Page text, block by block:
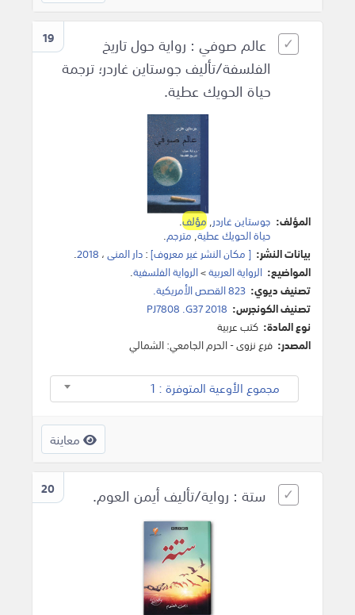
19
عالم صوفي : رواية حول تاريخ
الفلسفة/تأليف جوستاين غاردر؛ ترجمة
حياة الحويك عطية.
المؤلف: جوستاين غاردر,مؤلف.
حياة الحويك عطية,مترجم.
بيانات النشر: [ مكان النشر غير معروف]:دار المنى، 2018
.
المواضيع: الرواية العربية>الرواية الفلسفية.
تصنيف ديوي: 823 القصص الأمريكية.
تصنيف الكونجرس: PJ7808 .G37 2018
نوع المادة: كتب عربية
المصدر: فرع نزوى - الحرم الجامعي: الشمالي
مجموع الأوعية المتوفرة : 1
معاينة
20 ستة : رواية/تأليف أيمن العوم.